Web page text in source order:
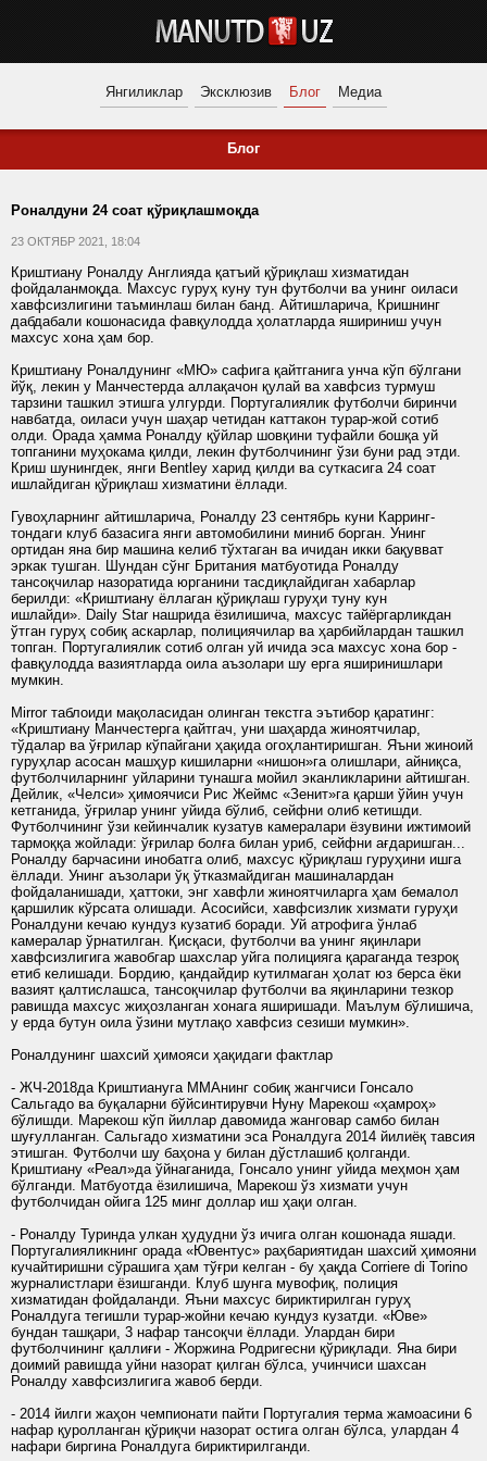
Янгиликлар Эксклюзив Блог Медиа
Блог
Роналдуни 24 соат қўриқлашмоқда
23 ОКТЯБР 2021, 18:04
Криштиану Роналду Англияда қатъий қўриқлаш хизматидан
фойдаланмоқда. Махсус гуруҳ куну тун футболчи ва унинг оиласи
хавфсизлигини таъминлаш билан банд. Айтишларича, Кришнинг
дабдабали кошонасида фавқулодда ҳолатларда яшириниш учун
махсус хона ҳам бор.
Криштиану Роналдунинг «МЮ» сафига қайтганига унча кўп бўлгани
йўқ, лекин у Манчес­терда аллақачон қулай ва хавфсиз турмуш
тарзини ташкил этишга улгурди. Португалиялик футболчи биринчи
навбатда, оиласи учун шаҳар четидан каттакон турар-жой сотиб
олди. Орада ҳамма Роналду қўйлар шовқини туфайли бошқа уй
топганини муҳокама қилди, лекин футболчининг ўзи буни рад этди.
Криш шунингдек, янги Bentley харид қилди ва суткасига 24 соат
ишлайдиган қўриқлаш хизматини ёллади.
Гувоҳларнинг айтишларича, Роналду 23 сентябрь куни Карринг­
тондаги клуб базасига янги автомобилини миниб борган. Унинг
ортидан яна бир машина келиб тўхтаган ва ичидан икки бақувват
эркак тушган. Шундан сўнг Британия матбуотида Роналду
тансоқчилар назоратида юрганини тасдиқлайдиган хабарлар
берилди: «Криштиану ёллаган қўриқлаш гуруҳи туну кун
ишлайди». Daily Star нашрида ёзилишича, махсус тайёргарликдан
ўтган гуруҳ собиқ аскарлар, полициячилар ва ҳарбийлардан ташкил
топган. Португалиялик сотиб олган уй ичида эса махсус хона бор -
фавқулодда вазиятларда оила аъзолари шу ерга яширинишлари
мумкин.
Mirror таблоиди мақоласидан олинган текстга эътибор қаратинг:
«Криштиану Манчестерга қайтгач, уни шаҳарда жиноятчилар,
тўдалар ва ўғрилар кўпайгани ҳақида огоҳлантиришган. Яъни жиноий
гуруҳлар асосан машҳур кишиларни «нишон»га олишлари, айниқса,
футболчиларнинг уйларини тунашга мойил эканликларини айтишган.
Дейлик, «Челси» ҳимоя­чиси Рис Жеймс «Зенит»га қарши ўйин учун
кетганида, ўғрилар унинг уйида бўлиб, сейфни олиб кетишди.
Футболчининг ўзи кейинчалик кузатув камералари ёзувини ижтимоий
тармоққа жойлади: ўғрилар бол­ға билан уриб, сейфни ағдаришган...
Роналду барчасини инобатга олиб, махсус қўриқлаш гуруҳини ишга
ёллади. Унинг аъзолари ўқ ўтказмайдиган машиналардан
фойдаланишади, ҳаттоки, энг хавфли жиноятчиларга ҳам бемалол
қаршилик кўрсата олишади. Асосийси, хавфсизлик хизмати гуруҳи
Роналдуни кечаю кундуз кузатиб боради. Уй атрофига ўнлаб
камералар ўрнатилган. Қисқаси, футболчи ва унинг яқинлари
хавфсизлигига жавобгар шахслар уйга полицияга қараганда тезроқ
етиб келишади. Бордию, қандайдир кутилмаган ҳолат юз берса ёки
вазият қалтислашса, тансоқчилар футболчи ва яқинларини тезкор
равишда махсус жиҳозланган хонага яширишади. Маълум бўлишича,
у ерда бутун оила ўзини мутлақо хавфсиз сезиши мумкин».
Роналдунинг шахсий ҳимояси ҳақидаги фактлар
- ЖЧ-2018да Криштиануга ММАнинг собиқ жангчиси Гонсало
Сальгадо ва буқаларни бўйсинтирувчи Нуну Марекош «ҳамроҳ»
бўлишди. Марекош кўп йиллар давомида жанговар самбо билан
шуғулланган. Сальгадо хизматини эса Роналдуга 2014 йилиёқ тавсия
этишган. Футболчи шу баҳона у билан дўстлашиб қолганди.
Криштиану «Реал»да ўйнаганида, Гонсало унинг уйида меҳмон ҳам
бўлганди. Матбуотда ёзилишича, Марекош ўз хизмати учун
футболчидан ойига 125 минг доллар иш ҳақи олган.
- Роналду Туринда улкан ҳудудни ўз ичига олган кошонада яшади.
Португалияликнинг орада «Ювентус» раҳбариятидан шахсий ҳимояни
кучайтиришни сўрашига ҳам тўғри келган - бу ҳақда Corriere di Torino
журналистлари ёзишганди. Клуб шунга мувофиқ, полиция
хизматидан фойдаланди. Яъни махсус бириктирилган гуруҳ
Роналдуга тегишли турар-жойни кечаю кундуз кузатди. «Юве»
бундан ташқари, 3 нафар тансоқчи ёллади. Улардан бири
футболчининг қаллиғи - Жоржина Родригесни қўриқлади. Яна бири
доимий равишда уйни назорат қилган бўлса, учинчиси шахсан
Роналду хавфсизлигига жавоб берди.
- 2014 йилги жаҳон чемпионати пайти Португалия терма жамоасини 6
нафар қуролланган қўриқчи назорат остига олган бўлса, улардан 4
нафари биргина Роналдуга бириктирилганди.